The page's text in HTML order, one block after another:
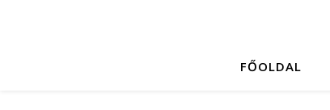
FŐOLDAL